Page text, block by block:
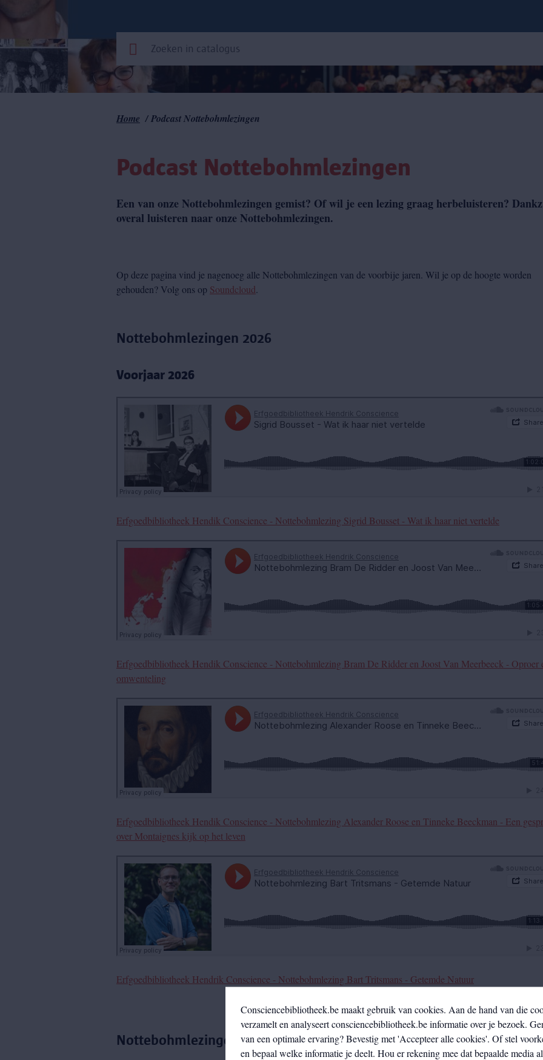
Consciencebibliotheek.be maakt gebruik van cookies. Aan de hand van die
verzamelt en analyseert consciencebibliotheek.be informatie over je bezoek.
van een optimale ervaring? Bevestig met 'Accepteer alle cookies'. Of stel
en bepaal welke informatie je deelt. Hou er rekening mee dat bepaalde media
Kruimelpad
Home Podcast Nottebohmlezingen
Podcast Nottebohmlezingen
Een van onze Nottebohmlezingen gemist? Of wil je een lezing graag herbeluisteren?
overal luisteren naar onze Nottebohmlezingen.
Op deze pagina vind je nagenoeg alle Nottebohmlezingen van de voorbije jaren. Wil je op de hoogte worden
gehouden? Volg ons op Soundcloud
Nottebohmlezingen 2026
Voorjaar 2026
Erfgoedbibliotheek Hendik Conscience - Nottebohmlezing Sigrid Bousset - Wat ik haar niet vertelde
Erfgoedbibliotheek Hendik Conscience - Nottebohmlezing Bram De Ridder en Joost Van Meerbeeck - Oproer
omwenteling
Erfgoedbibliotheek Hendik Conscience - Nottebohmlezing Alexander Roose en Tinneke Beeckman - Een
over Montaignes kijk op het leven
Erfgoedbibliotheek Hendrik Conscience - Nottebohmlezing Bart Tritsmans - Getemde Natuur
Nottebohmlezingen 2025